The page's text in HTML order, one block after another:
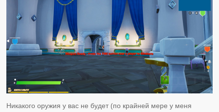
Никакого оружия у вас не будет (по крайней мере у меня